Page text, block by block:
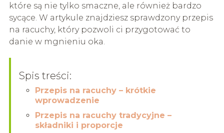
które są nie tylko smaczne, ale również bardzo
sycące. W artykule znajdziesz sprawdzony przepis
na racuchy, który pozwoli ci przygotować to
danie w mgnieniu oka.
Spis treści:
Przepis na racuchy – krótkie
wprowadzenie
Przepis na racuchy tradycyjne –
składniki i proporcje